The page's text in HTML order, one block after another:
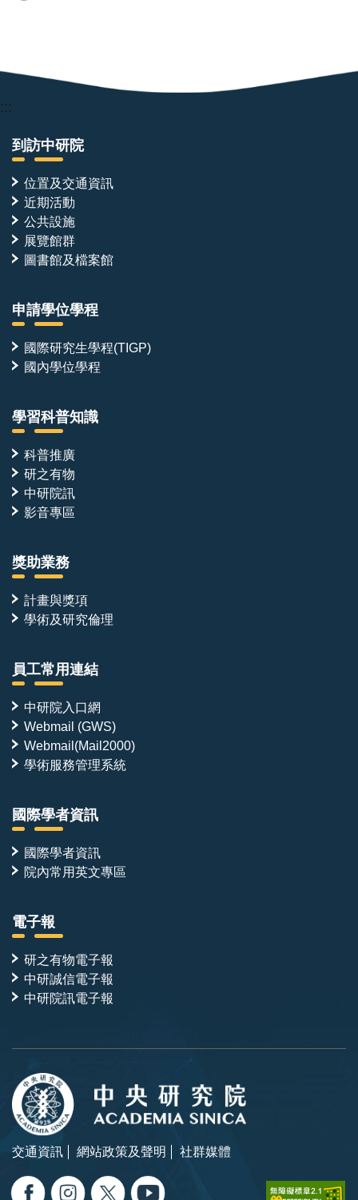
:::
到訪中研院
位置及交通資訊
近期活動
公共設施
展覽館群
圖書館及檔案館
申請學位學程
國際研究生學程(TIGP)
國內學位學程
學習科普知識
科普推廣
研之有物
中研院訊
影音專區
獎助業務
計畫與獎項
學術及研究倫理
員工常用連結
中研院入口網
Webmail (GWS)
Webmail(Mail2000)
學術服務管理系統
國際學者資訊
國際學者資訊
院內常用英文專區
電子報
研之有物電子報
中研誠信電子報
中研院訊電子報
交通資訊 網站政策及聲明 社群媒體